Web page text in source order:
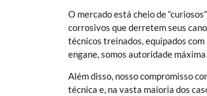
O mercado está cheio de
corrosivos que derretem seus
técnicos treinados, equipados
engane, somos autoridade
Além disso, nosso compromisso
técnica e, na vasta maioria dos